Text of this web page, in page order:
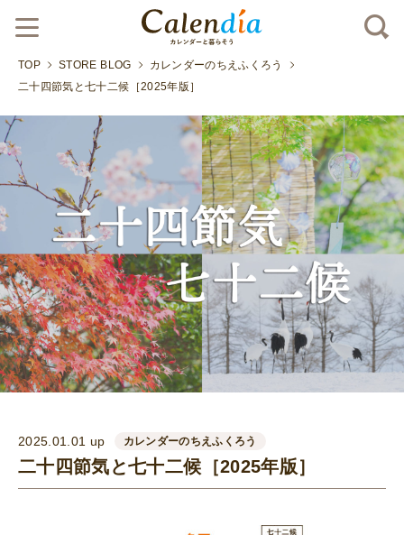
TOP STORE BLOG
カレンダーのちえふくろう
二十四節気と七十二候［2025年版］
2025.01.01 up カレンダーのちえふくろう
二十四節気と七十二候［2025年版］